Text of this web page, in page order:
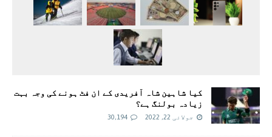
کیا شاہین شاہ آفریدی کے ان فٹ ہونے کی وجہ بہت
زیادہ بولنگ ہے؟
جولائی 22, 2022 30,194